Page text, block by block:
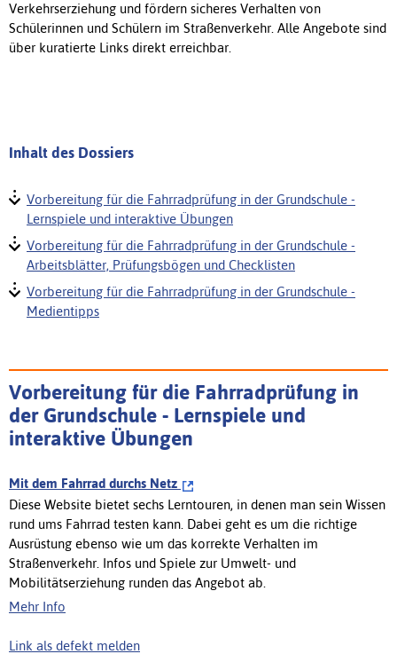
Verkehrserziehung und fördern sicheres Verhalten von
Schülerinnen und Schülern im Straßenverkehr. Alle Angebote sind
über kuratierte Links direkt erreichbar.
Inhalt des Dossiers
Vorbereitung für die Fahrradprüfung in der Grundschule -
Lernspiele und interaktive Übungen
Vorbereitung für die Fahrradprüfung in der Grundschule -
Arbeitsblätter, Prüfungsbögen und Checklisten
Vorbereitung für die Fahrradprüfung in der Grundschule -
Medientipps
Vorbereitung für die Fahrradprüfung in
der Grundschule - Lernspiele und
interaktive Übungen
Mit dem Fahrrad durchs Netz
Diese Website bietet sechs Lerntouren, in denen man sein Wissen
rund ums Fahrrad testen kann. Dabei geht es um die richtige
Ausrüstung ebenso wie um das korrekte Verhalten im
Straßenverkehr. Infos und Spiele zur Umwelt- und
Mobilitätserziehung runden das Angebot ab.
Mehr Info
Link als defekt melden